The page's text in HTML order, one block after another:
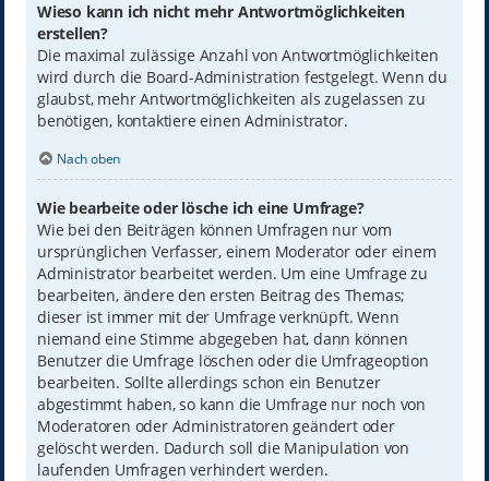
Wieso kann ich nicht mehr Antwortmöglichkeiten
erstellen?
Die maximal zulässige Anzahl von Antwortmöglichkeiten
wird durch die Board-Administration festgelegt. Wenn du
glaubst, mehr Antwortmöglichkeiten als zugelassen zu
benötigen, kontaktiere einen Administrator.
Nach oben
Wie bearbeite oder lösche ich eine Umfrage?
Wie bei den Beiträgen können Umfragen nur vom
ursprünglichen Verfasser, einem Moderator oder einem
Administrator bearbeitet werden. Um eine Umfrage zu
bearbeiten, ändere den ersten Beitrag des Themas;
dieser ist immer mit der Umfrage verknüpft. Wenn
niemand eine Stimme abgegeben hat, dann können
Benutzer die Umfrage löschen oder die Umfrageoption
bearbeiten. Sollte allerdings schon ein Benutzer
abgestimmt haben, so kann die Umfrage nur noch von
Moderatoren oder Administratoren geändert oder
gelöscht werden. Dadurch soll die Manipulation von
laufenden Umfragen verhindert werden.